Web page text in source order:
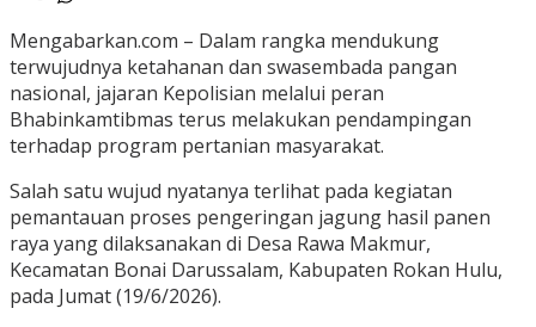
Mengabarkan.com – Dalam rangka mendukung
terwujudnya ketahanan dan swasembada pangan
nasional, jajaran Kepolisian melalui peran
Bhabinkamtibmas terus melakukan pendampingan
terhadap program pertanian masyarakat.
Salah satu wujud nyatanya terlihat pada kegiatan
pemantauan proses pengeringan jagung hasil panen
raya yang dilaksanakan di Desa Rawa Makmur,
Kecamatan Bonai Darussalam, Kabupaten Rokan Hulu,
pada Jumat (19/6/2026).